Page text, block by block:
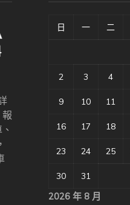
2026 年 8 月
日 一 二
2 3 4
9 10 11
16 17 18
23 24 25
30 31